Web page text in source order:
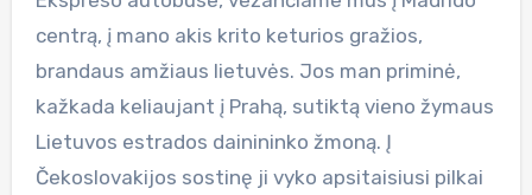
centrą, į mano akis krito keturios gražios,
brandaus amžiaus lietuvės. Jos man priminė,
kažkada keliaujant į Prahą, sutiktą vieno žymaus
Lietuvos estrados dainininko žmoną. Į
Čekoslovakijos sostinę ji vyko apsitaisiusi pilkai